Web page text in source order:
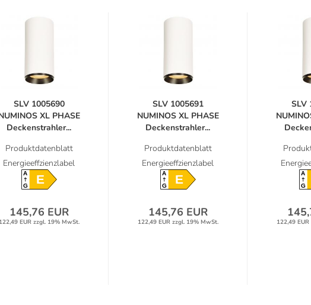
SLV 1005690
XL PHASE
Deckenstrahler...
Produktdatenblatt
Energieeffzienzlabel
A
GE
145,76 EUR
122,49 EUR zzgl. 19% MwSt.
SLV 1005691
NUMINOS XL PHASE
Deckenstrahler...
Produktdatenblatt
Energieeffzienzlabel
A
GE
145,76 EUR
122,49 EUR zzgl. 19% MwSt.
SLV
A
G
122,49